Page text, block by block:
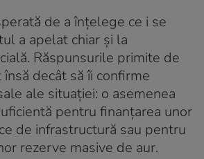
de a înțelege ce i se
a apelat chiar și la
Răspunsurile primite de
decât să îi confirme
ale situației: o asemenea
pentru finanțarea unor
de infrastructură sau pentru
rezerve masive de aur.